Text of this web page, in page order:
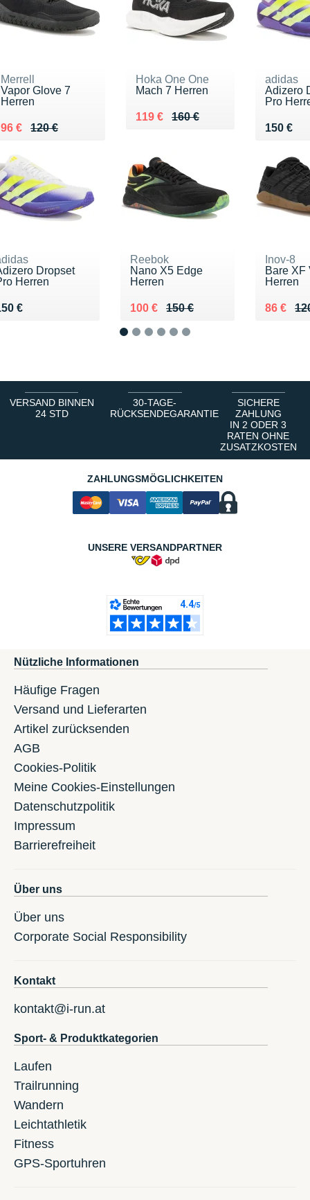
Merrell
Vapor Glove 7
Herren
120 €
Au lieu de 120 €
96 €
Vendu 96 €
Hoka One One
Mach 7 Herren
160 €
Au lieu de 160 €
119 €
Vendu 119 €
adidas
Adizero
Pro
150 €
Vendu
Dropset
Herren
€ 150 €
Reebok
Nano X5 Edge
Herren
150 €
Au lieu de 150 €
100 €
Vendu 100 €
Inov-8
Bare XF
Herren
Au lieu
86 €
Vendu
VERSAND BINNEN
24 STD
30-TAGE-
RÜCKSENDEGARANTIE
SICHERE
ZAHLUNG
IN 2 ODER 3
RATEN OHNE
ZUSATZKOSTEN
ZAHLUNGSMÖGLICHKEITEN
UNSERE VERSANDPARTNER
Nützliche Informationen
Häufige Fragen
Versand und Lieferarten
Artikel zurücksenden
AGB
Cookies-Politik
Meine Cookies-Einstellungen
Datenschutzpolitik
Impressum
Barrierefreiheit
Über uns
Über uns
Corporate Social Responsibility
Kontakt
kontakt@i-run.at
Sport- & Produktkategorien
Laufen
Trailrunning
Wandern
Leichtathletik
Fitness
GPS-Sportuhren